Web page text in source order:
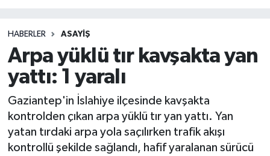
HABERLER ASAYIŞ
Arpa yüklü tır kavşakta yan
yattı: 1 yaralı
Gaziantep'in İslahiye ilçesinde kavşakta
kontrolden çıkan arpa yüklü tır yan yattı. Yan
yatan tırdaki arpa yola saçılırken trafik akışı
kontrollü şekilde sağlandı, hafif yaralanan sürücü
Ulusal Haberler
Vefat Edenler